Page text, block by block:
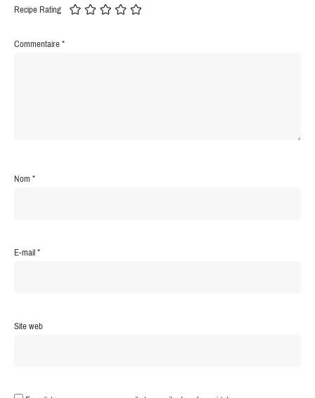
Recipe Rating
Commentaire*
Nom*
E-mail*
Site web